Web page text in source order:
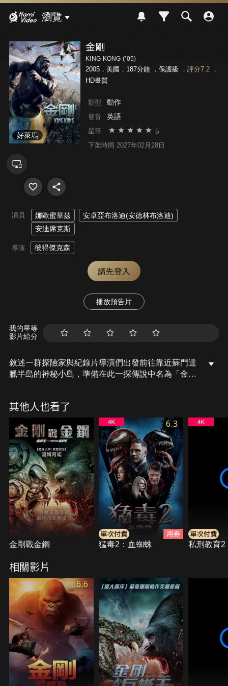
瀏覽
好萊塢
金剛
KING KONG (’05)
2005．美國．187分鐘 ． 保護級 ． 評分7.2．
HD畫質
類型 動作
發音 英語
星等 5
下架時間 2027年02月28日
演員 娜歐蜜華茲
安卓亞布洛迪(安德林布洛迪)
安迪席克斯
導演 彼得傑克森
請先登入
播放預告片
我的星等
影片給分
敘述一群探險家與紀錄片導演們出發前往靠近蘇門達
臘半島的神秘小島，準備在此一探傳說中名為「金
真的！為了追蹤金剛，這群探險家也卯上了金剛還有
金剛的敵人－恐龍。
其他人也看了
金剛戰金鋼
6.3
猛毒2：血蜘蛛 私刑教育2
相關影片
6.6